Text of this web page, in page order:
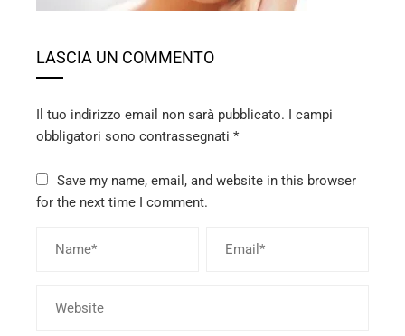
LASCIA UN COMMENTO
Il tuo indirizzo email non sarà pubblicato. I campi
obbligatori sono contrassegnati *
Save my name, email, and website in this browser
for the next time I comment.